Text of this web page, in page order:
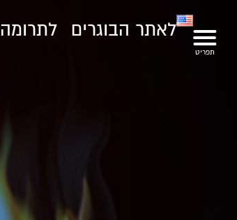
לאתר הבוגרים לתרומה